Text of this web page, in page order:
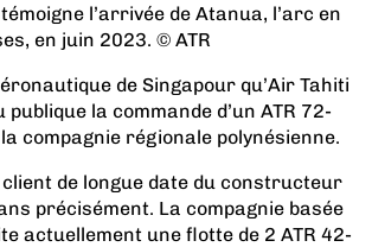
l’arrivée de Atanua, l’arc en
en juin 2023. © ATR
de Singapour qu’Air Tahiti
publique la commande d’un ATR 72-
compagnie régionale polynésienne.
de longue date du constructeur
précisément. La compagnie basée
actuellement une flotte de 2 ATR 42-